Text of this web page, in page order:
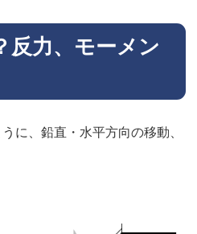
反力、モーメン
に、鉛直・水平方向の移動、